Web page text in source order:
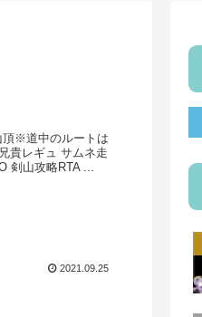
※道中のルートは
貴レギュ サムネ走
剣山攻略RTA ...
2021.09.25